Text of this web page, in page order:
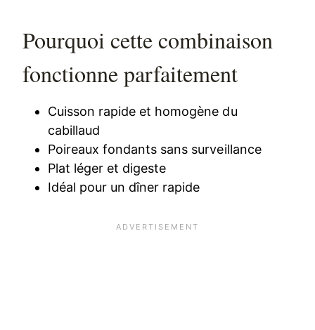
Pourquoi cette combinaison
fonctionne parfaitement
Cuisson rapide et homogène du
cabillaud
Poireaux fondants sans surveillance
Plat léger et digeste
Idéal pour un dîner rapide